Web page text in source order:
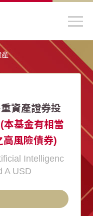
產
資產證券投
(本基金有相當
高風險債券)
Intelligenc
A USD